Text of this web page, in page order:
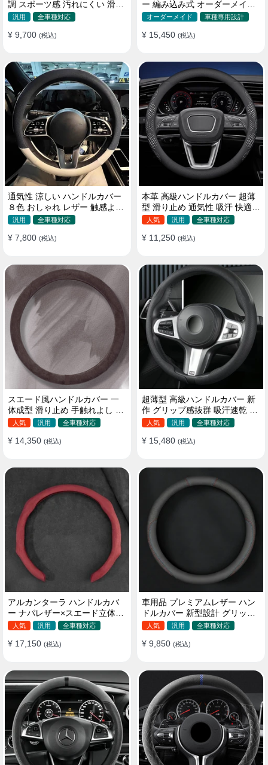
調 スポーツ感 汚れにくい 滑り
止め かっこいい 取り付け簡単
汎用 全車種対応
¥ 9,700 (税込)
ー 編み込み式 オーダーメイド
握り感抜群 操作性アップ
オーダーメイド 車種専用設計
¥ 15,450 (税込)
通気性 涼しい ハンドルカバー
８色 おしゃれ レザー 触感よく
シンブル 落ち着いた気品
汎用 全車種対応
¥ 7,800 (税込)
本革 高級ハンドルカバー 超薄
型 滑り止め 通気性 吸汗 快適
耐久性 四季汎用 35~40CM
人気 汎用 全車種対応
¥ 11,250 (税込)
スエード風ハンドルカバー 一
体成型 滑り止め 手触れよし 吸
汗 高級感 四季汎用 35~38CM
人気 汎用 全車種対応
¥ 14,350 (税込)
超薄型 高級ハンドルカバー 新
作 グリップ感抜群 吸汗速乾 ス
エード ナパレザー 通年使用
人気 汎用 全車種対応
¥ 15,480 (税込)
アルカンターラ ハンドルカバ
ー ナパレザー×スエード立体デ
ザイン 四季汎用 O/D型兼用 38-
人気 汎用 全車種対応
¥ 17,150 (税込)
車用品 プレミアムレザー ハン
ドルカバー 新型設計 グリップ
感向上 取付簡単 滑り止め 36〜
人気 汎用 全車種対応
¥ 9,850 (税込)